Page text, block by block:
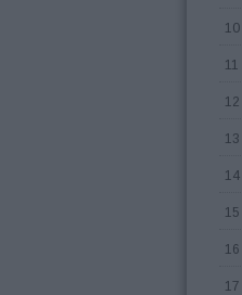
10
11
12
13
14
15
16
17